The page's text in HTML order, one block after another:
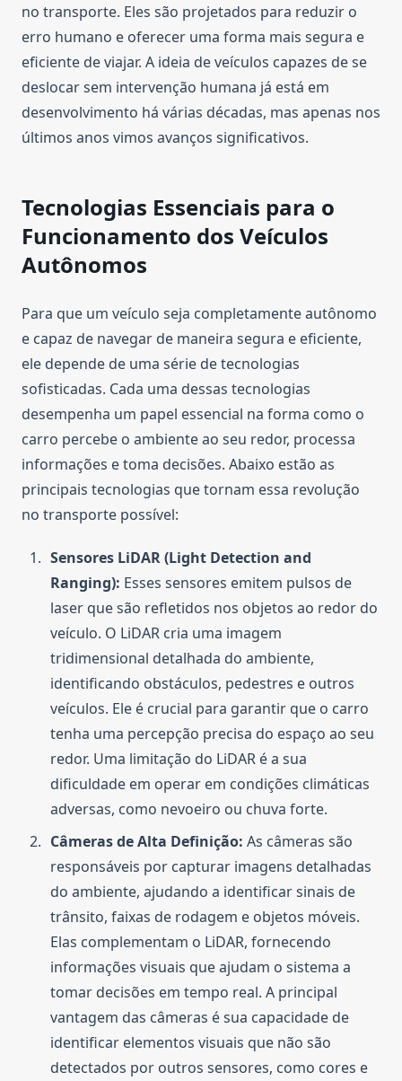
no transporte. Eles são projetados para reduzir o
erro humano e oferecer uma forma mais segura e
eficiente de viajar. A ideia de veículos capazes de se
deslocar sem intervenção humana já está em
desenvolvimento há várias décadas, mas apenas nos
últimos anos vimos avanços significativos.
Tecnologias Essenciais para o
Funcionamento dos Veículos
Autônomos
Para que um veículo seja completamente autônomo
e capaz de navegar de maneira segura e eficiente,
ele depende de uma série de tecnologias
sofisticadas. Cada uma dessas tecnologias
desempenha um papel essencial na forma como o
carro percebe o ambiente ao seu redor, processa
informações e toma decisões. Abaixo estão as
principais tecnologias que tornam essa revolução
no transporte possível:
Sensores LiDAR (Light Detection and
Ranging): Esses sensores emitem pulsos de
laser que são refletidos nos objetos ao redor do
veículo. O LiDAR cria uma imagem
tridimensional detalhada do ambiente,
identificando obstáculos, pedestres e outros
veículos. Ele é crucial para garantir que o carro
tenha uma percepção precisa do espaço ao seu
redor. Uma limitação do LiDAR é a sua
dificuldade em operar em condições climáticas
adversas, como nevoeiro ou chuva forte.
Câmeras de Alta Definição: As câmeras são
responsáveis por capturar imagens detalhadas
do ambiente, ajudando a identificar sinais de
trânsito, faixas de rodagem e objetos móveis.
Elas complementam o LiDAR, fornecendo
informações visuais que ajudam o sistema a
tomar decisões em tempo real. A principal
vantagem das câmeras é sua capacidade de
identificar elementos visuais que não são
detectados por outros sensores, como cores e